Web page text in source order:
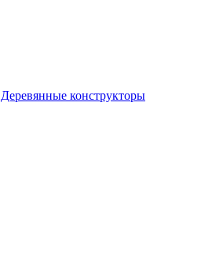
Деревянные конструкторы